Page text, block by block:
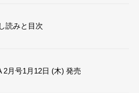
読みと目次
2月号1月12日 (木) 発売